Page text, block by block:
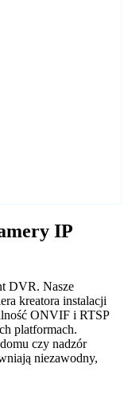
IP
DVR. Nasze
kreatora instalacji
ONVIF i RTSP
platformach.
czy nadzór
niezawodny,